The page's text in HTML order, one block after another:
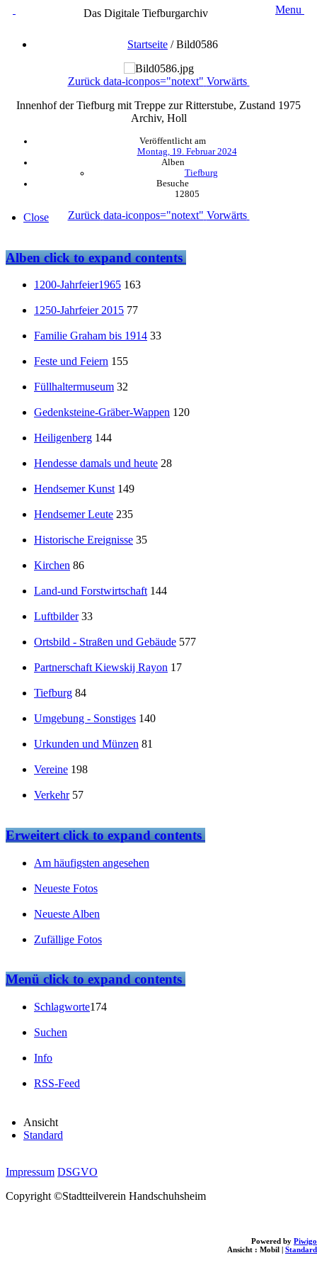
Das Digitale Tiefburgarchiv Menu
Startseite /Bild0586
Zurück data-iconpos="notext" Vorwärts
Innenhof der Tiefburg mit Treppe zur Ritterstube, Zustand 1975
Archiv, Holl
Veröffentlicht am
Montag, 19. Februar 2024
Alben
Tiefburg
Besuche
12805
Zurück data-iconpos="notext" Vorwärts
Powered by Piwigo
Ansicht : Mobil | Standard
Close
Albenclick to expand contents
1200-Jahrfeier1965 163
1250-Jahrfeier 2015 77
Familie Graham bis 1914 33
Feste und Feiern 155
Füllhaltermuseum 32
Gedenksteine-Gräber-Wappen 120
Heiligenberg 144
Hendesse damals und heute 28
Hendsemer Kunst 149
Hendsemer Leute 235
Historische Ereignisse 35
Kirchen 86
Land-und Forstwirtschaft 144
Luftbilder 33
Ortsbild - Straßen und Gebäude 577
Partnerschaft Kiewskij Rayon 17
Tiefburg 84
Umgebung - Sonstiges 140
Urkunden und Münzen 81
Vereine 198
Verkehr 57
Erweitertclick to expand contents
Am häufigsten angesehen
Neueste Fotos
Neueste Alben
Zufällige Fotos
Menüclick to expand contents
Schlagworte174
Suchen
Info
RSS-Feed
Ansicht
Standard
Impressum DSGVO
Copyright ©Stadtteilverein Handschuhsheim